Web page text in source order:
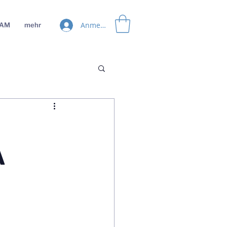
mehr Anmelden